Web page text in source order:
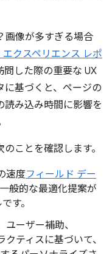
画像が多すぎる場合
クスペリエンス レポ
問した際の重要な UX
基づくと、ページの
読み込み時間に影響を
ことを確認します。
速度フィールド デー
般的な最適化提案が
す。
ーザー補助、
ティスに基づいて、